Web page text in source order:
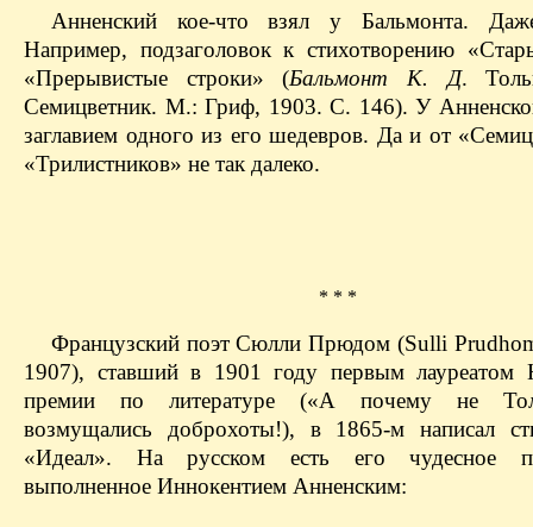
Анненский кое-что взял у Бальмонта.
Например, подзаголовок к стихотворению
«Прерывистые строки» (Бальмонт К. Д.
Семицветник. М.: Гриф, 1903. С. 146). У
заглавием одного из его шедевров. Да и от
«Трилистников» не так далеко.
* * *
Французский поэт Сюлли Прюдом (Sulli
1907), ставший в 1901 году первым лауреатом
премии по литературе («А почему не
возмущались доброхоты!), в 1865-м написал
«Идеал». На русском есть его чудесное
выполненное Иннокентием Анненским: